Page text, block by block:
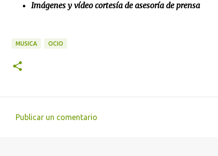
Imágenes y vídeo cortesía de asesoría de prensa
MUSICA OCIO
Publicar un comentario